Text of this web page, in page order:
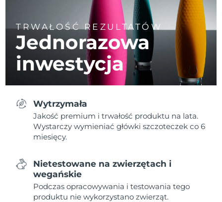
TRWAŁOŚĆ REZULTATÓW
Jednorazowa
inwestycja
Wytrzymała
Jakość premium i trwałość produktu na lata.
Wystarczy wymieniać główki szczoteczek co 6
miesięcy.
Nietestowane na zwierzętach i
wegańskie
Podczas opracowywania i testowania tego
produktu nie wykorzystano zwierząt.